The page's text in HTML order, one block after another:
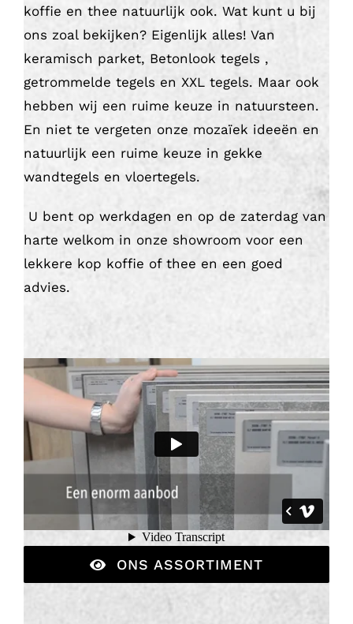
koffie en thee natuurlijk ook. Wat kunt u bij
ons zoal bekijken? Eigenlijk alles! Van
keramisch parket, Betonlook tegels ,
getrommelde tegels en XXL tegels. Maar ook
hebben wij een ruime keuze in natuursteen.
En niet te vergeten onze mozaïek ideeën en
natuurlijk een ruime keuze in gekke
wandtegels en vloertegels.
U bent op werkdagen en op de zaterdag van
harte welkom in onze showroom voor een
lekkere kop koffie of thee en een goed
advies.
ONS ASSORTIMENT